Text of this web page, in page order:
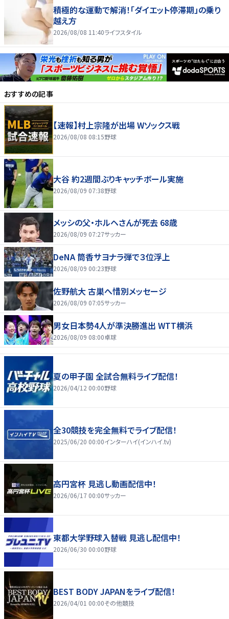
積極的な運動で解消！「ダイエット停滞期」の乗り
越え方
2026/08/08 11:40ライフスタイル
おすすめの記事
【速報】村上宗隆が出場 Wソックス戦
2026/08/08 08:15野球
大谷 約2週間ぶりキャッチボール実施
2026/08/09 07:38野球
メッシの父・ホルヘさんが死去 68歳
2026/08/09 07:27サッカー
DeNA 筒香サヨナラ弾で３位浮上
2026/08/09 00:23野球
佐野航大 古巣へ惜別メッセージ
2026/08/09 07:05サッカー
男女日本勢4人が準決勝進出 WTT横浜
2026/08/09 08:00卓球
夏の甲子園 全試合無料ライブ配信！
2026/04/12 00:00野球
全30競技を完全無料でライブ配信！
2025/06/20 00:00インターハイ(インハイ.tv)
高円宮杯 見逃し動画配信中！
2026/06/17 00:00サッカー
東都大学野球入替戦 見逃し配信中！
2026/06/30 00:00野球
BEST BODY JAPANをライブ配信！
2026/04/01 00:00その他競技